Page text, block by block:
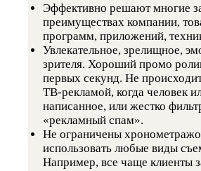
Эффективно решают многие
преимуществах компании,
программ, приложений,
Увлекательное, зрелищное,
зрителя. Хороший промо
первых секунд. Не
ТВ-рекламой, когда человек
написанное, или жестко
«рекламный спам».
Не ограничены
использовать любые виды
Например, все чаще клиенты